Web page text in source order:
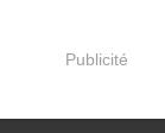
Publicité